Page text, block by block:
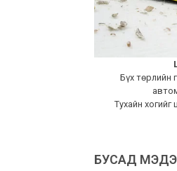
Бүх төрлийн
Тухайн
БУСАД